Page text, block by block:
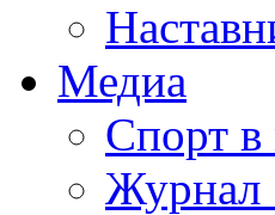
Медиа
Спорт
Журнал